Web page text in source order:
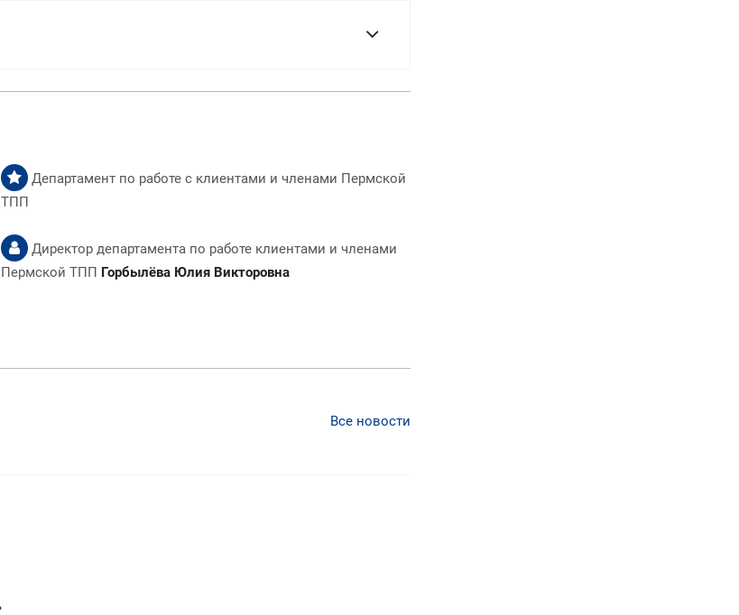
Департамент по работе с клиентами и членами Пермской
ТПП
Директор департамента по работе клиентами и членами
Пермской ТПП Горбылёва Юлия Викторовна
Все новости